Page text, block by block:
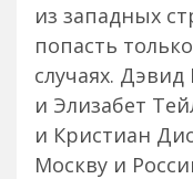
из западных
попасть
случаях.
и Элизабет
и Кристиан
Москву и